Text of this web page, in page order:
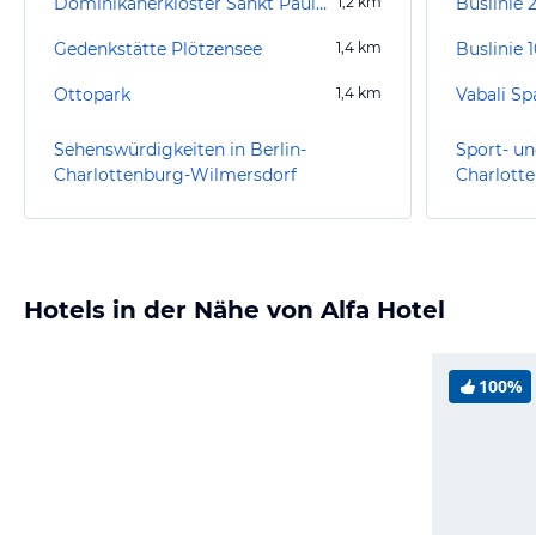
Gedenkstätte Plötzensee 1,4 km
Ottopark 1,4 km
Sehenswürdigkeiten in Berlin-
Charlottenburg-Wilmersdorf
Buslinie
Vabali
Sport-
Hotels in der Nähe von Alfa Hotel
100%